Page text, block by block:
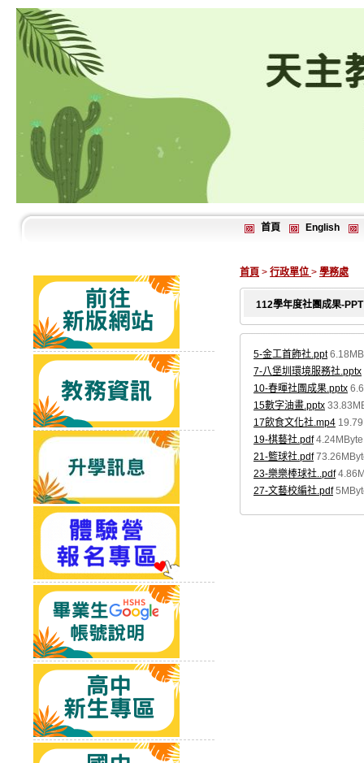
首頁 English
首頁 > 行政單位 > 學務處
112學年度社團成果-PPT
5-金工首飾社.ppt
7-八堡圳環境服務社.pptx
10-春暉社團成果.pptx
15數字油畫.pptx
17飲食文化社.mp4
19-棋藝社.pdf 4.24MByte
21-籃球社.pdf
23-樂樂棒球社..pdf
27-文藝校編社.pdf